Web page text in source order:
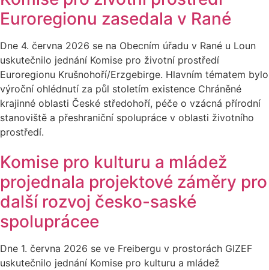
Euroregionu zasedala v Rané
Dne 4. června 2026 se na Obecním úřadu v Rané u Loun
uskutečnilo jednání Komise pro životní prostředí
Euroregionu Krušnohoří/Erzgebirge. Hlavním tématem bylo
výroční ohlédnutí za půl stoletím existence Chráněné
krajinné oblasti České středohoří, péče o vzácná přírodní
stanoviště a přeshraniční spolupráce v oblasti životního
prostředí.
Komise pro kulturu a mládež
projednala projektové záměry pro
další rozvoj česko-saské
spoluprácee
Dne 1. června 2026 se ve Freibergu v prostorách GIZEF
uskutečnilo jednání Komise pro kulturu a mládež